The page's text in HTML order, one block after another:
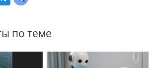
по теме